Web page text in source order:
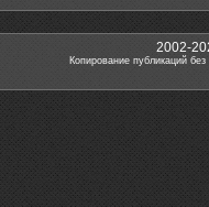
2002-
Копирование публикаций